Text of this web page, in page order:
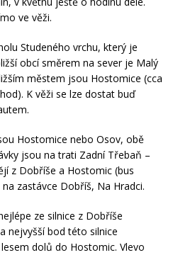
ve věži.
Studeného vrchu, který je
obcí směrem na sever je Malý
městem jsou Hostomice (cca
K věži se lze dostat buď
Hostomice nebo Osov, obě
jsou na trati Zadní Třebaň –
z Dobříše a Hostomic (bus
zastávce Dobříš, Na Hradci.
ze silnice z Dobříše
nejvyšší bod této silnice
dolů do Hostomic. Vlevo